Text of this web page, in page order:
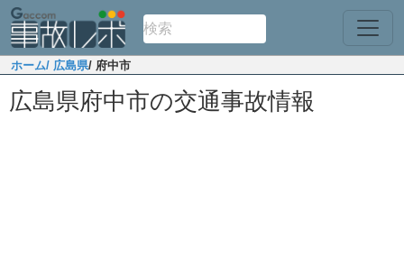
ホーム/ 広島県/ 府中市
広島県府中市の交通事故情報